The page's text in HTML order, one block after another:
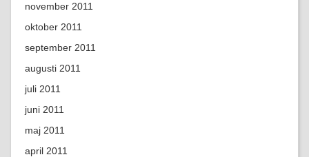
november 2011
oktober 2011
september 2011
augusti 2011
juli 2011
juni 2011
maj 2011
april 2011